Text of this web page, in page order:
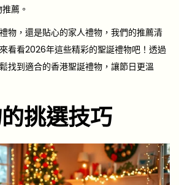
薦。
物，還是貼心的家人禮物，我們的推薦清
看看2026年這些精彩的聖誕禮物吧！透過
找到適合的香港聖誕禮物，讓節日更溫
挑選技巧